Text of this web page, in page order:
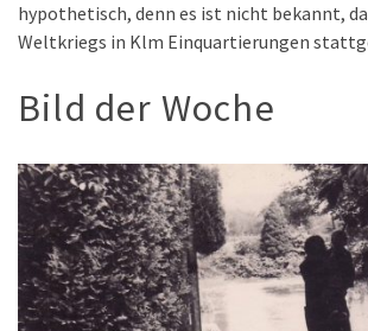
hypothetisch, denn es ist nicht bekannt,
Weltkriegs in Klm Einquartierungen
Bild der Woche